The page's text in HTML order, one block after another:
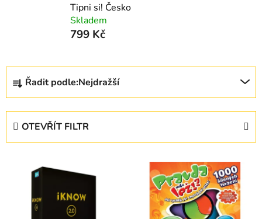
Tipni si! Česko
Skladem
799 Kč
Ř
z
Řadit podle:Nejdražší
OTEVŘÍT FILTR